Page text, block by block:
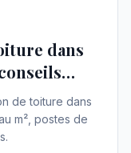
dans
de toiture dans
m², postes de